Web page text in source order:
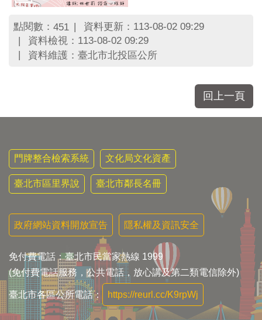
點閱數： 451
資料更新：113-08-02 09:29
資料檢視：113-08-02 09:29
資料維護：臺北市北投區公所
回上一頁
門牌整合檢索系統 文化局文化資產
臺北市區里界說 臺北市鄰長名冊
政府網站資料開放宣告 隱私權及資訊安全
免付費電話：臺北市民當家熱線 1999
(免付費電話服務，公共電話，放心講及第二類電信除外)
臺北市各區公所電話： https://reurl.cc/K9rpWj